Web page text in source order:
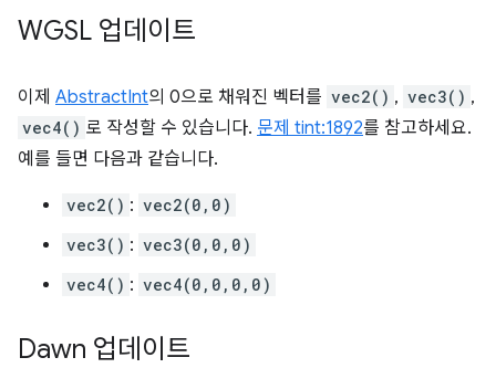
WGSL 업데이트
이제 AbstractInt의 0으로 채워진 벡터를 vec2() , vec3() ,
vec4() 로 작성할 수 있습니다. 문제 tint:1892를 참고하세요.
예를 들면 다음과 같습니다.
vec2() : vec2(0,0)
vec3() : vec3(0,0,0)
vec4() : vec4(0,0,0,0)
Dawn 업데이트